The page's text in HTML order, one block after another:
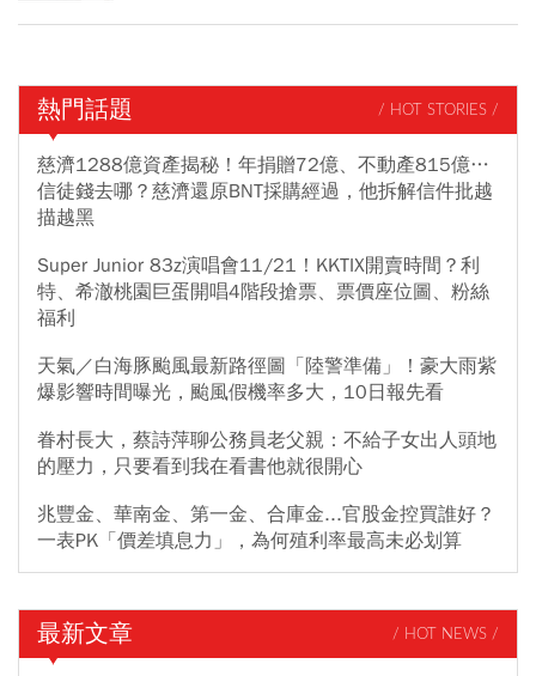
熱門話題 / HOT STORIES /
慈濟1288億資產揭秘！年捐贈72億、不動產815億…
信徒錢去哪？慈濟還原BNT採購經過，他拆解信件批越
描越黑
Super Junior 83z演唱會11/21！KKTIX開賣時間？利
特、希澈桃園巨蛋開唱4階段搶票、票價座位圖、粉絲
福利
天氣／白海豚颱風最新路徑圖「陸警準備」！豪大雨紫
爆影響時間曝光，颱風假機率多大，10日報先看
眷村長大，蔡詩萍聊公務員老父親：不給子女出人頭地
的壓力，只要看到我在看書他就很開心
兆豐金、華南金、第一金、合庫金...官股金控買誰好？
一表PK「價差填息力」，為何殖利率最高未必划算
最新文章 / HOT NEWS /